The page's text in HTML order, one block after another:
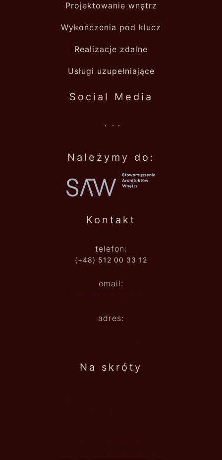
Projektowanie wnętrz
Wykończenia pod klucz
Realizacje zdalne
Usługi uzupełniające
Social Media
. . .
Należymy do:
Kontakt
telefon:
(+48) 512 00 33 12
email:
adres:
Na skróty